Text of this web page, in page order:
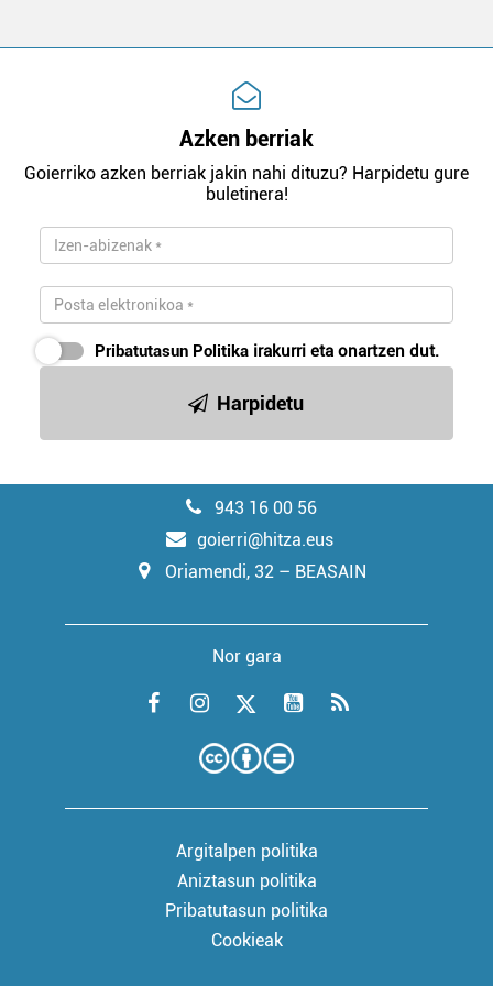
Azken berriak
Goierriko azken berriak jakin nahi dituzu? Harpidetu gure
buletinera!
Pribatutasun Politika irakurri eta onartzen dut.
Harpidetu
943 16 00 56
goierri@hitza.eus
Oriamendi, 32 – BEASAIN
Nor gara
Argitalpen politika
Aniztasun politika
Pribatutasun politika
Cookieak